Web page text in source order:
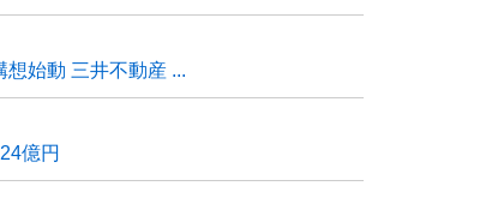
始動 三井不動産 ...
億円